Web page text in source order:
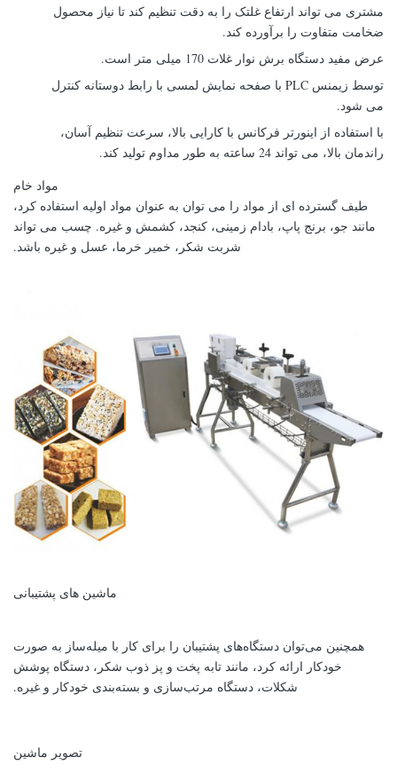
مشتری می تواند ارتفاع غلتک را به دقت تنظیم کند تا نیاز محصول
ضخامت متفاوت را برآورده کند.
عرض مفید دستگاه برش نوار غلات 170 میلی متر است.
توسط زیمنس PLC با صفحه نمایش لمسی با رابط دوستانه کنترل
می شود.
با استفاده از اینورتر فرکانس با کارایی بالا، سرعت تنظیم آسان،
راندمان بالا، می تواند 24 ساعته به طور مداوم تولید کند.
مواد خام
طیف گسترده ای از مواد را می توان به عنوان مواد اولیه استفاده کرد،
مانند جو، برنج پاپ، بادام زمینی، کنجد، کشمش و غیره. چسب می تواند
شربت شکر، خمیر خرما، عسل و غیره باشد.
ماشین های پشتیبانی
همچنین می‌توان دستگاه‌های پشتیبان را برای کار با میله‌ساز به صورت
خودکار ارائه کرد، مانند تابه پخت و پز ذوب شکر، دستگاه پوشش
شکلات، دستگاه مرتب‌سازی و بسته‌بندی خودکار و غیره.
تصویر ماشین